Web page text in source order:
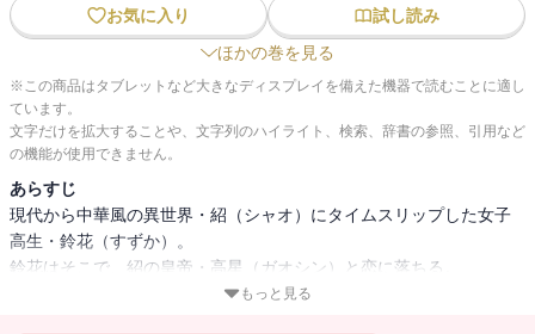
お気に入り
試し読み
ほかの巻を見る
※この商品はタブレットなど大きなディスプレイを備えた機器で読むことに適し
ています。
文字だけを拡大することや、文字列のハイライト、検索、辞書の参照、引用など
の機能が使用できません。
あらすじ
現代から中華風の異世界・紹（シャオ）にタイムスリップした女子
高生・鈴花（すずか）。
鈴花はそこで、紹の皇帝・高星（ガオシン）と恋に落ちる。
もっと見る